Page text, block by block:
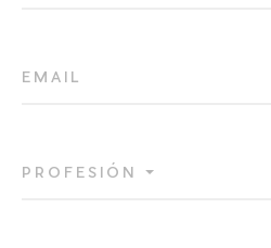
EMAIL
PROFESIÓN